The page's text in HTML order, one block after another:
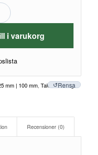
Rensa
i varukorg
mm | 100 mm, Takavvattning
Recensioner (0)